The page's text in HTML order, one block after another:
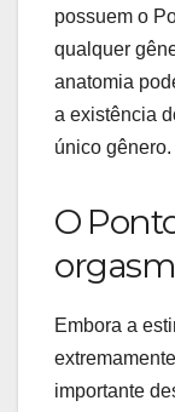
possuem o
qualquer
anatomia
a existência
único gênero.
O
Embora a
importante